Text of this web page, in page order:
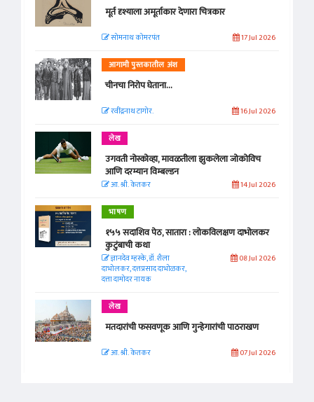
मूर्त दृश्याला अमूर्ताकार देणारा चित्रकार
सोमनाथ कोमरपंत 17 Jul 2026
आगामी पुस्तकातील अंश
चीनचा निरोप घेताना...
रवींद्रनाथ टागोर. 16 Jul 2026
लेख
उगवती नोस्कोव्हा, मावळतीला झुकलेला जोकोविच
आणि दरम्यान विम्बल्डन
आ. श्री. केतकर 14 Jul 2026
भाषण
१५५ सदाशिव पेठ, सातारा : लोकविलक्षण दाभोलकर
कुटुंबाची कथा
ज्ञानदेव म्हस्के, डॉ. शैला
दाभोलकर, दत्तप्रसाद दाभोळकर,
दत्ता दामोदर नायक
08 Jul 2026
लेख
मतदारांची फसवणूक आणि गुन्हेगारांची पाठराखण
आ. श्री. केतकर 07 Jul 2026